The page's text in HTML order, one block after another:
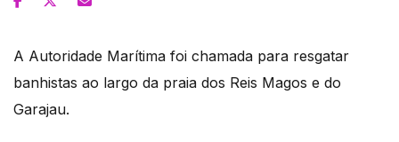
A Autoridade Marítima foi chamada para resgatar
banhistas ao largo da praia dos Reis Magos e do
Garajau.